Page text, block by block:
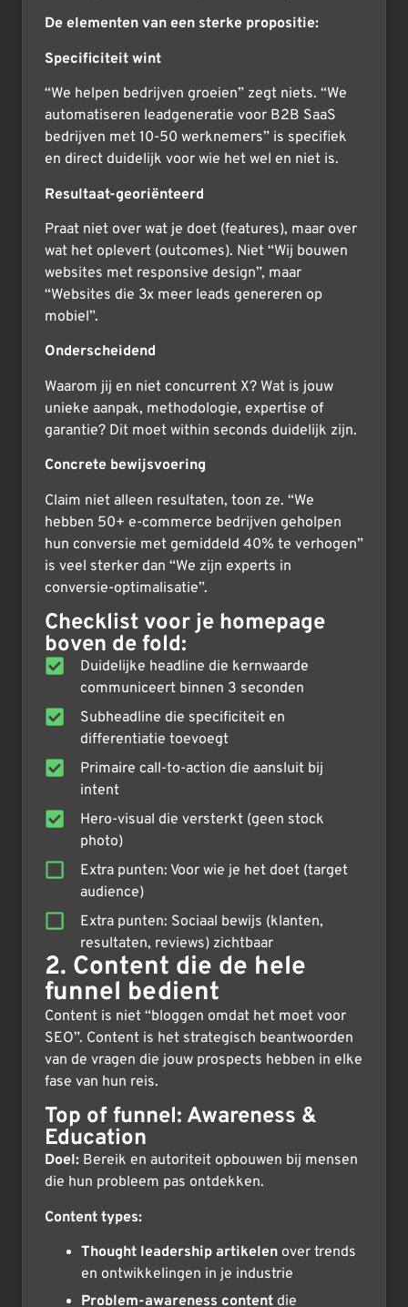
De elementen van een sterke propositie:
Specificiteit wint
“We helpen bedrijven groeien” zegt niets. “We
automatiseren leadgeneratie voor B2B SaaS
bedrijven met 10-50 werknemers” is specifiek
en direct duidelijk voor wie het wel en niet is.
Resultaat-georiënteerd
Praat niet over wat je doet (features), maar over
wat het oplevert (outcomes). Niet “Wij bouwen
websites met responsive design”, maar
“Websites die 3x meer leads genereren op
mobiel”.
Onderscheidend
Waarom jij en niet concurrent X? Wat is jouw
unieke aanpak, methodologie, expertise of
garantie? Dit moet within seconds duidelijk zijn.
Concrete bewijsvoering
Claim niet alleen resultaten, toon ze. “We
hebben 50+ e-commerce bedrijven geholpen
hun conversie met gemiddeld 40% te verhogen”
is veel sterker dan “We zijn experts in
conversie-optimalisatie”.
Checklist voor je homepage
boven de fold:
Duidelijke headline die kernwaarde
communiceert binnen 3 seconden
Subheadline die specificiteit en
differentiatie toevoegt
Primaire call-to-action die aansluit bij
intent
Hero-visual die versterkt (geen stock
photo)
Extra punten: Voor wie je het doet (target
audience)
Extra punten: Sociaal bewijs (klanten,
resultaten, reviews) zichtbaar
2. Content die de hele
funnel bedient
Content is niet “bloggen omdat het moet voor
SEO”. Content is het strategisch beantwoorden
van de vragen die jouw prospects hebben in elke
fase van hun reis.
Top of funnel: Awareness &
Education
Doel: Bereik en autoriteit opbouwen bij mensen
die hun probleem pas ontdekken.
Content types:
Thought leadership artikelen over trends
en ontwikkelingen in je industrie
Problem-awareness content die